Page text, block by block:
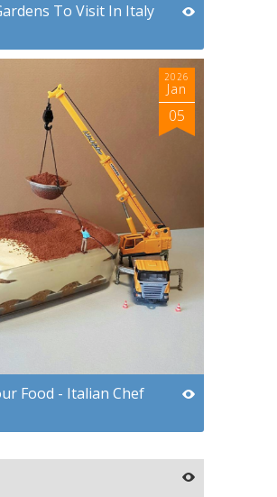
To Visit In Italy
2026
Jan
05
Food - Italian Chef